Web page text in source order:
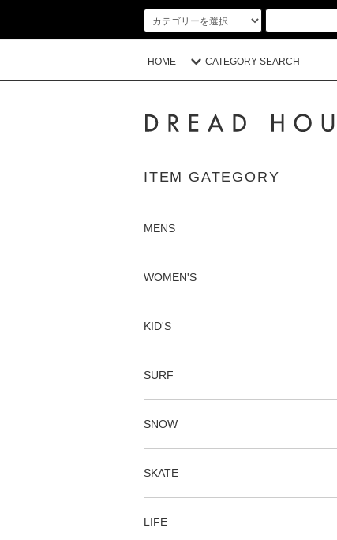
HOME CATEGORY SEARCH
ITEM GATEGORY
MENS
WOMEN'S
KID'S
SURF
SNOW
SKATE
LIFE